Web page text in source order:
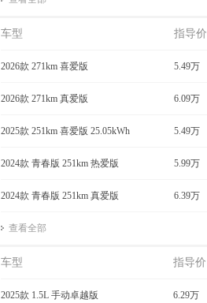
车型 指导价
2026款 271km 喜爱版 5.49万
2026款 271km 真爱版 6.09万
2025款 251km 喜爱版 25.05kWh 5.49万
2024款 青春版 251km 热爱版 5.99万
2024款 青春版 251km 真爱版 6.39万
查看全部
车型 指导价
2025款 1.5L 手动卓越版 6.29万